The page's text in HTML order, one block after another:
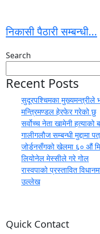
निकासी पैठारी सम्बन्धी...
Search
Recent Posts
सुदूरपश्चिमका मुख्यमन्त्रीले
मन्त्रिमण्डल हेरफेर गरेको छु
सर्वोच्च नेता खामेनी हत्याको
गालीगलौज सम्बन्धी मुद्दामा
जोर्डनसँगको खेलमा ६० औं
लियोनेल मेस्सीले गरे गोल
रास्वपाको प्रस्तावित
उल्लेख
Quick Contact